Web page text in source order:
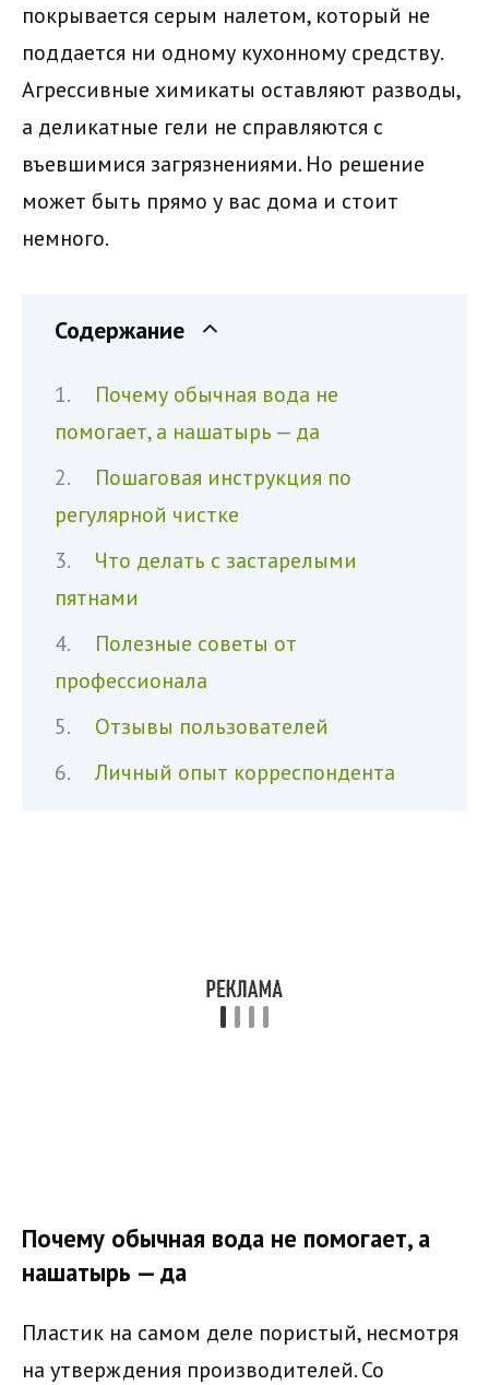
покрывается серым налетом, который не
поддается ни одному кухонному средству.
Агрессивные химикаты оставляют разводы,
а деликатные гели не справляются с
въевшимися загрязнениями. Но решение
может быть прямо у вас дома и стоит
немного.
Содержание
Почему обычная вода не
помогает, а нашатырь — да
Пошаговая инструкция по
регулярной чистке
Что делать с застарелыми
пятнами
Полезные советы от
профессионала
Отзывы пользователей
Личный опыт корреспондента
Почему обычная вода не помогает, а
нашатырь — да
Пластик на самом деле пористый, несмотря
на утверждения производителей. Со